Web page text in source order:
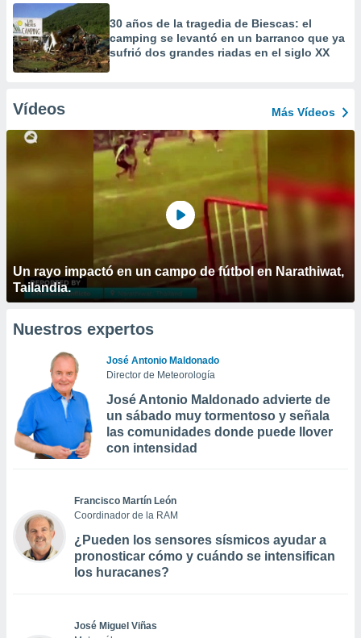
30 años de la tragedia de Biescas: el
camping se levantó en un barranco que ya
sufrió dos grandes riadas en el siglo XX
Vídeos Más Vídeos
Un rayo impactó en un campo de fútbol en Narathiwat,
Tailandia.
Nuestros expertos
José Antonio Maldonado
Director de Meteorología
José Antonio Maldonado advierte de
un sábado muy tormentoso y señala
las comunidades donde puede llover
con intensidad
Francisco Martín León
Coordinador de la RAM
¿Pueden los sensores sísmicos ayudar a
pronosticar cómo y cuándo se intensifican
los huracanes?
José Miguel Viñas